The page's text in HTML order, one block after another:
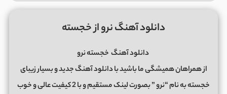
دانلود آهنگ نرو از خجسته
دانلود آهنگ خجسته نرو
از همراهان همیشگی ما باشید با دانلود آهنگ جدید و بسیار زیبای
خجسته به نام “نرو ” بصورت لینک مستقیم و با 2 کیفیت عالی و خوب